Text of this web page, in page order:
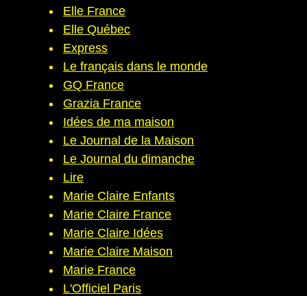
Elle France
Elle Québec
Express
Le français dans le monde
GQ France
Grazia France
Idées de ma maison
Le Journal de la Maison
Le Journal du dimanche
Lire
Marie Claire Enfants
Marie Claire France
Marie Claire Idées
Marie Claire Maison
Marie France
L'Officiel Paris